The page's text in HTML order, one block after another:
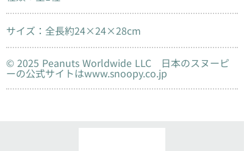
サイズ：全長約24×24×28cm
© 2025 Peanuts Worldwide LLC 日本のスヌーピ
ーの公式サイトはwww.snoopy.co.jp